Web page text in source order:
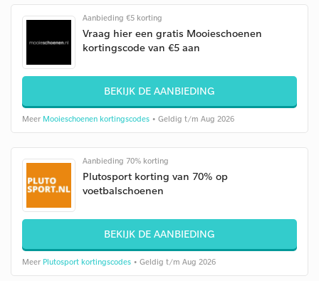
Aanbieding €5 korting
Vraag hier een gratis Mooieschoenen
kortingscode van €5 aan
BEKIJK DE AANBIEDING
Meer Mooieschoenen kortingscodes • Geldig t/m Aug 2026
Aanbieding 70% korting
Plutosport korting van 70% op
voetbalschoenen
BEKIJK DE AANBIEDING
Meer Plutosport kortingscodes • Geldig t/m Aug 2026